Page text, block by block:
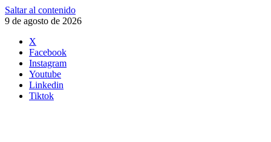
Saltar al contenido
9 de agosto de 2026
X
Facebook
Instagram
Youtube
Linkedin
Tiktok